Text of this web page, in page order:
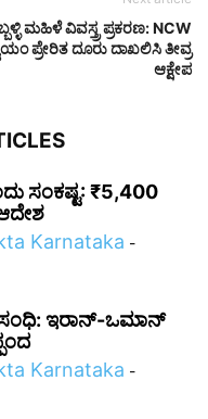
ಮಹಿಳೆ ವಿವಸ್ತ್ರ ಪ್ರಕರಣ: NCW
ಪ್ರೇರಿತ ದೂರು ದಾಖಲಿಸಿ ತೀವ್ರ
ಆಕ್ಷೇಪ
ಸಂಕಷ್ಟ: ₹5,400
Karnataka -
ಇರಾನ್-ಒಮಾನ್
Karnataka -